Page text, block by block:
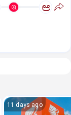
ಅ
11 days ago